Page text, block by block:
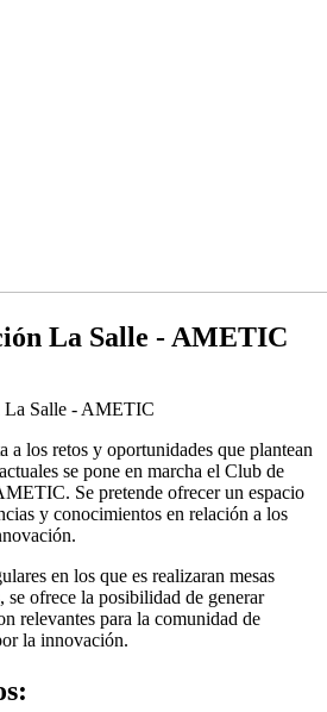
La Salle - AMETIC
La Salle - AMETIC
a los retos y oportunidades que plantean
se pone en marcha el Club de
Se pretende ofrecer un espacio
y conocimientos en relación a los
en los que es realizaran mesas
se ofrece la posibilidad de generar
relevantes para la comunidad de
la innovación.